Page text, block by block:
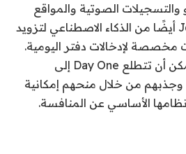
الصوتية والمواقع
والمزيد. تستفيد Journal أيضًا من الذكاء الاصطناعي لتزويد
مخصصة لإدخالات دفتر اليومية.
مع إعلان اليوم، من الممكن أن تتطلع Day One إلى
وجذبهم من خلال منحهم إمكانية
الأساسي عن المنافسة.